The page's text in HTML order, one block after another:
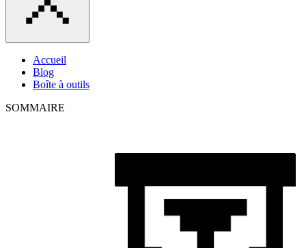
Accueil
Blog
Boîte à outils
SOMMAIRE